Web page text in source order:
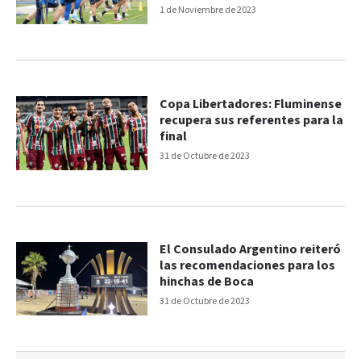
1 de Noviembre de 2023
31 de Octubre de 2023
Copa Libertadores: Fluminense
recupera sus referentes para la
final
31 de Octubre de 2023
El Consulado Argentino reiteró
las recomendaciones para los
hinchas de Boca